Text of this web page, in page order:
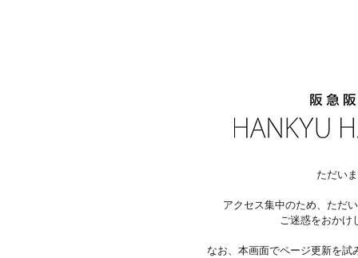
ただい
アクセス集中のため、ただ
ご迷惑をおかけ
なお、本画面でページ更新を